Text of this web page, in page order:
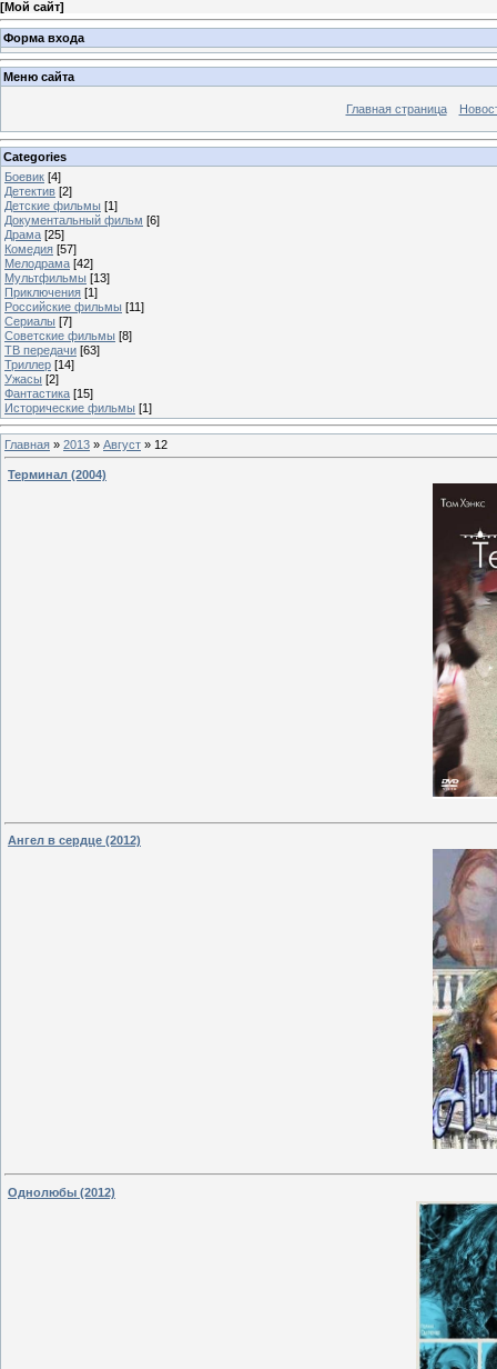
[Мой сайт]
Форма входа
Меню сайта
Главная страница
Categories
Боевик [4]
Детектив [2]
Детские фильмы [1]
Документальный фильм [6]
Драма [25]
Комедия [57]
Мелодрама [42]
Мультфильмы [13]
Приключения [1]
Российские фильмы [11]
Сериалы [7]
Советские фильмы [8]
ТВ передачи [63]
Триллер [14]
Ужасы [2]
Фантастика [15]
Исторические фильмы [1]
Главная » 2013 » Август » 12
Терминал (2004)
Ангел в сердце (2012)
Однолюбы (2012)